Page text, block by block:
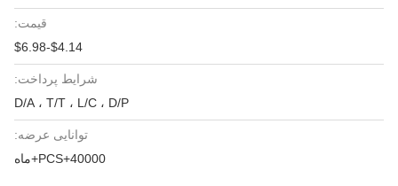
قیمت:
$4.14-$6.98
شرایط پرداخت:
D/A ، T/T ، L/C ، D/P
توانایی عرضه:
40000+PCS+ماه